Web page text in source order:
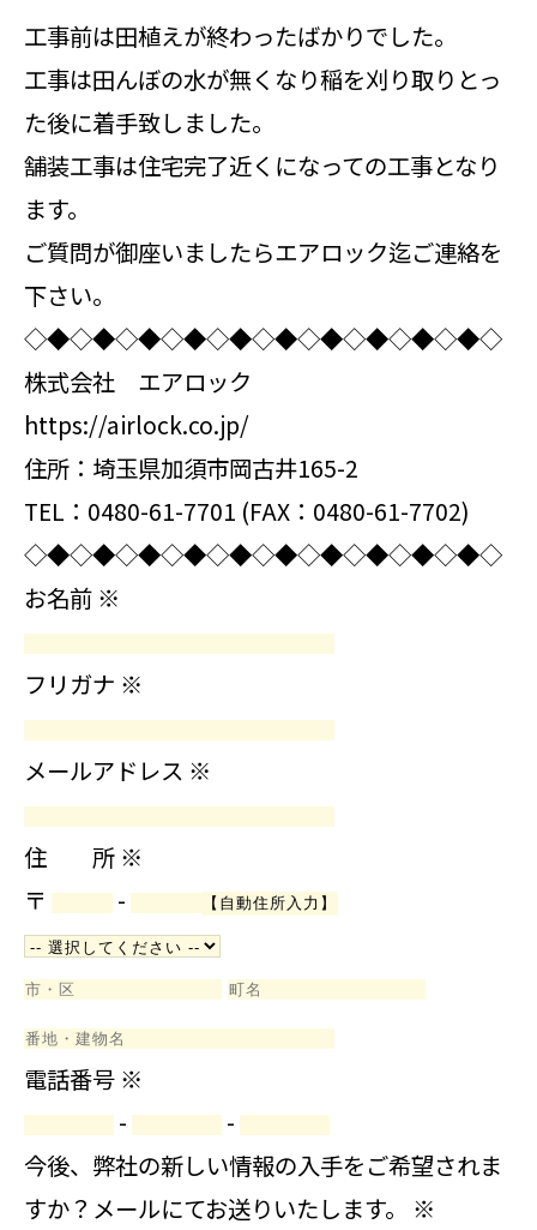
工事前は田植えが終わったばかりでした。
工事は田んぼの水が無くなり稲を刈り取りとっ
た後に着手致しました。
舗装工事は住宅完了近くになっての工事となり
ます。
ご質問が御座いましたらエアロック迄ご連絡を
下さい。
◇◆◇◆◇◆◇◆◇◆◇◆◇◆◇◆◇◆◇◆◇
株式会社 エアロック
https://airlock.co.jp/
住所：埼玉県加須市岡古井165-2
TEL：0480-61-7701 (FAX：0480-61-7702)
◇◆◇◆◇◆◇◆◇◆◇◆◇◆◇◆◇◆◇◆◇
お名前 ※
フリガナ ※
メールアドレス ※
住 所 ※
〒
-
電話番号 ※
-
-
今後、弊社の新しい情報の入手をご希望されま
すか？メールにてお送りいたします。 ※